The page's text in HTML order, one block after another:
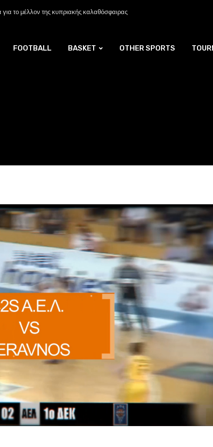
το μέλλον της κυπριακής καλαθόσφαιρας
FOOTBALL BASKET OTHER SPORTS